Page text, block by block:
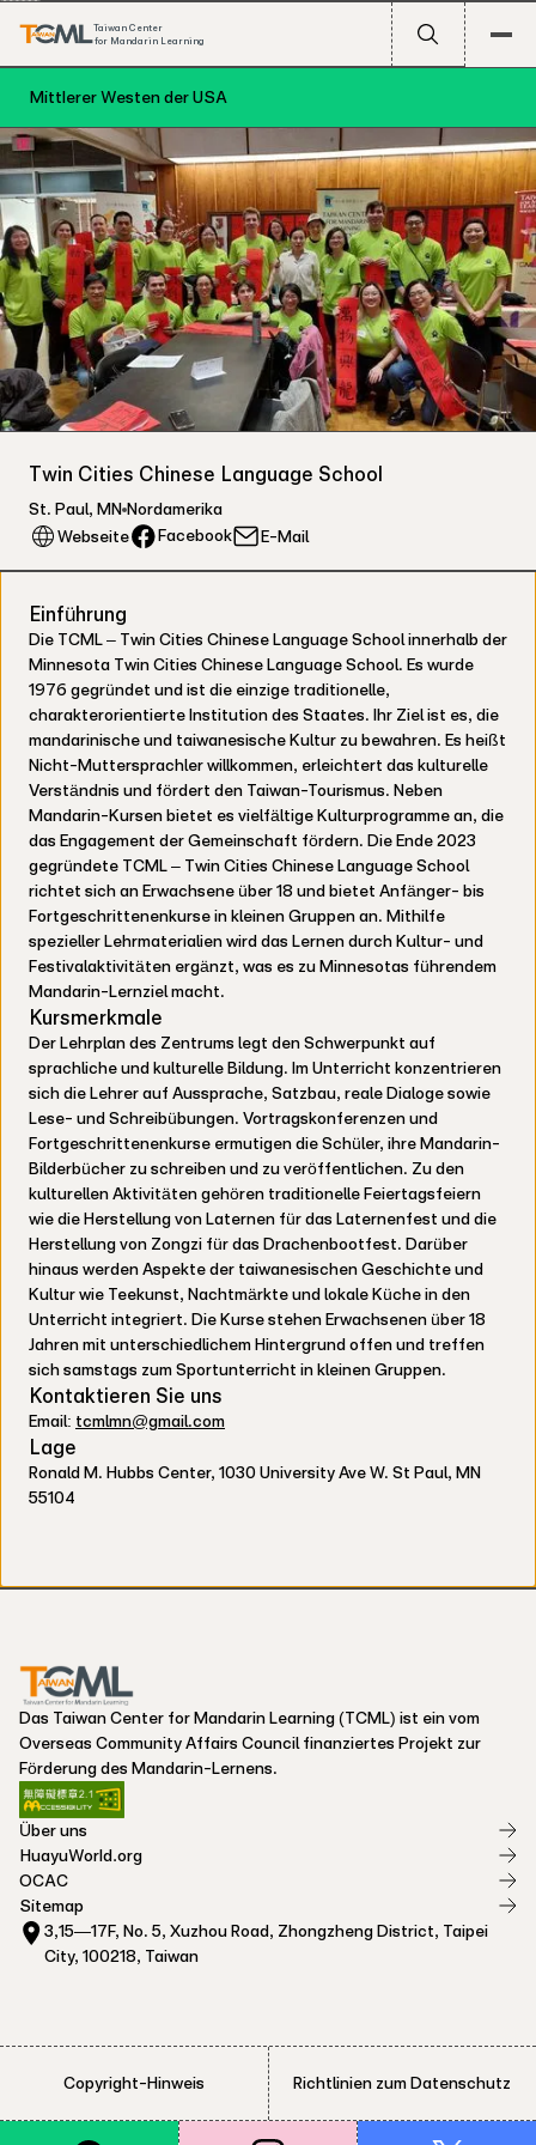
Taiwan Center
for Mandarin Learning
Mittlerer Westen der USA
Twin Cities Chinese Language School
St. Paul, MN Nordamerika
Webseite
Facebook E-Mail
Einführung
Die TCML – Twin Cities Chinese Language School innerhalb der
Minnesota Twin Cities Chinese Language School. Es wurde
1976 gegründet und ist die einzige traditionelle,
charakterorientierte Institution des Staates. Ihr Ziel ist es, die
mandarinische und taiwanesische Kultur zu bewahren. Es heißt
Nicht-Muttersprachler willkommen, erleichtert das kulturelle
Verständnis und fördert den Taiwan-Tourismus. Neben
Mandarin-Kursen bietet es vielfältige Kulturprogramme an, die
das Engagement der Gemeinschaft fördern. Die Ende 2023
gegründete TCML – Twin Cities Chinese Language School
richtet sich an Erwachsene über 18 und bietet Anfänger- bis
Fortgeschrittenenkurse in kleinen Gruppen an. Mithilfe
spezieller Lehrmaterialien wird das Lernen durch Kultur- und
Festivalaktivitäten ergänzt, was es zu Minnesotas führendem
Mandarin-Lernziel macht.
Kursmerkmale
Der Lehrplan des Zentrums legt den Schwerpunkt auf
sprachliche und kulturelle Bildung. Im Unterricht konzentrieren
sich die Lehrer auf Aussprache, Satzbau, reale Dialoge sowie
Lese- und Schreibübungen. Vortragskonferenzen und
Fortgeschrittenenkurse ermutigen die Schüler, ihre Mandarin-
Bilderbücher zu schreiben und zu veröffentlichen. Zu den
kulturellen Aktivitäten gehören traditionelle Feiertagsfeiern
wie die Herstellung von Laternen für das Laternenfest und die
Herstellung von Zongzi für das Drachenbootfest. Darüber
hinaus werden Aspekte der taiwanesischen Geschichte und
Kultur wie Teekunst, Nachtmärkte und lokale Küche in den
Unterricht integriert. Die Kurse stehen Erwachsenen über 18
Jahren mit unterschiedlichem Hintergrund offen und treffen
sich samstags zum Sportunterricht in kleinen Gruppen.
Kontaktieren Sie uns
Email: tcmlmn@gmail.com
Lage
Ronald M. Hubbs Center, 1030 University Ave W. St Paul, MN
55104
Das Taiwan Center for Mandarin Learning (TCML) ist ein vom
Overseas Community Affairs Council finanziertes Projekt zur
Förderung des Mandarin-Lernens.
Über uns
HuayuWorld.org
OCAC
Sitemap
3,15—17F, No. 5, Xuzhou Road, Zhongzheng District, Taipei
City, 100218, Taiwan
Copyright-Hinweis Richtlinien zum Datenschutz